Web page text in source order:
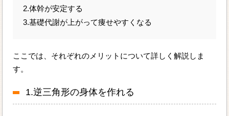
2.体幹が安定する
3.基礎代謝が上がって痩せやすくなる
ここでは、それぞれのメリットについて詳しく解説しま
す。
1.逆三角形の身体を作れる